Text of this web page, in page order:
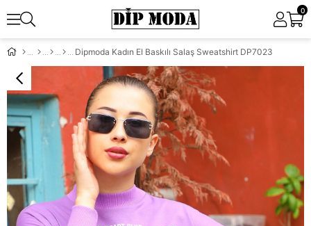
0
Dipmoda Kadın El Baskılı Salaş Sweatshirt DP7023